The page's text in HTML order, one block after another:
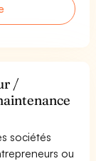
/
sociétés
ou